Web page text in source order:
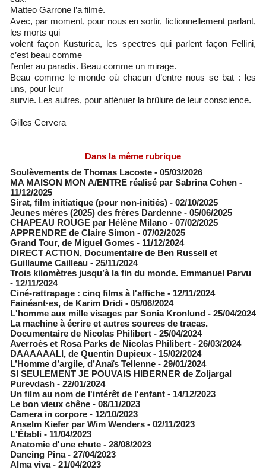
Matteo Garrone l’a filmé.
Avec, par moment, pour nous en sortir, fictionnellement parlant,
les morts qui
volent façon Kusturica, les spectres qui parlent façon Fellini,
c’est beau comme
l’enfer au paradis. Beau comme un mirage.
Beau comme le monde où chacun d’entre nous se bat : les
uns, pour leur
survie. Les autres, pour atténuer la brûlure de leur conscience.
Gilles Cervera
Dans la même rubrique
Soulèvements de Thomas Lacoste - 05/03/2026
MA MAISON MON A/ENTRE réalisé par Sabrina Cohen -
11/12/2025
Sirat, film initiatique (pour non-initiés) - 02/10/2025
Jeunes mères (2025) des frères Dardenne - 05/06/2025
CHAPEAU ROUGE par Hélène Milano - 07/02/2025
APPRENDRE de Claire Simon - 07/02/2025
Grand Tour, de Miguel Gomes - 11/12/2024
DIRECT ACTION, Documentaire de Ben Russell et
Guillaume Cailleau - 25/11/2024
Trois kilomètres jusqu’à la fin du monde. Emmanuel Parvu
- 12/11/2024
Ciné-rattrapage : cinq films à l'affiche - 12/11/2024
Fainéant·es, de Karim Dridi - 05/06/2024
L'homme aux mille visages par Sonia Kronlund - 25/04/2024
La machine à écrire et autres sources de tracas.
Documentaire de Nicolas Philibert - 25/04/2024
Averroès et Rosa Parks de Nicolas Philibert - 26/03/2024
DAAAAAALI, de Quentin Dupieux - 15/02/2024
L’Homme d’argile, d’Anaïs Tellenne - 29/01/2024
SI SEULEMENT JE POUVAIS HIBERNER de Zoljargal
Purevdash - 22/01/2024
Un film au nom de l'intérêt de l'enfant - 14/12/2023
Le bon vieux chêne - 08/11/2023
Camera in corpore - 12/10/2023
Anselm Kiefer par Wim Wenders - 02/11/2023
L'Établi - 11/04/2023
Anatomie d'une chute - 28/08/2023
Dancing Pina - 27/04/2023
Alma viva - 21/04/2023